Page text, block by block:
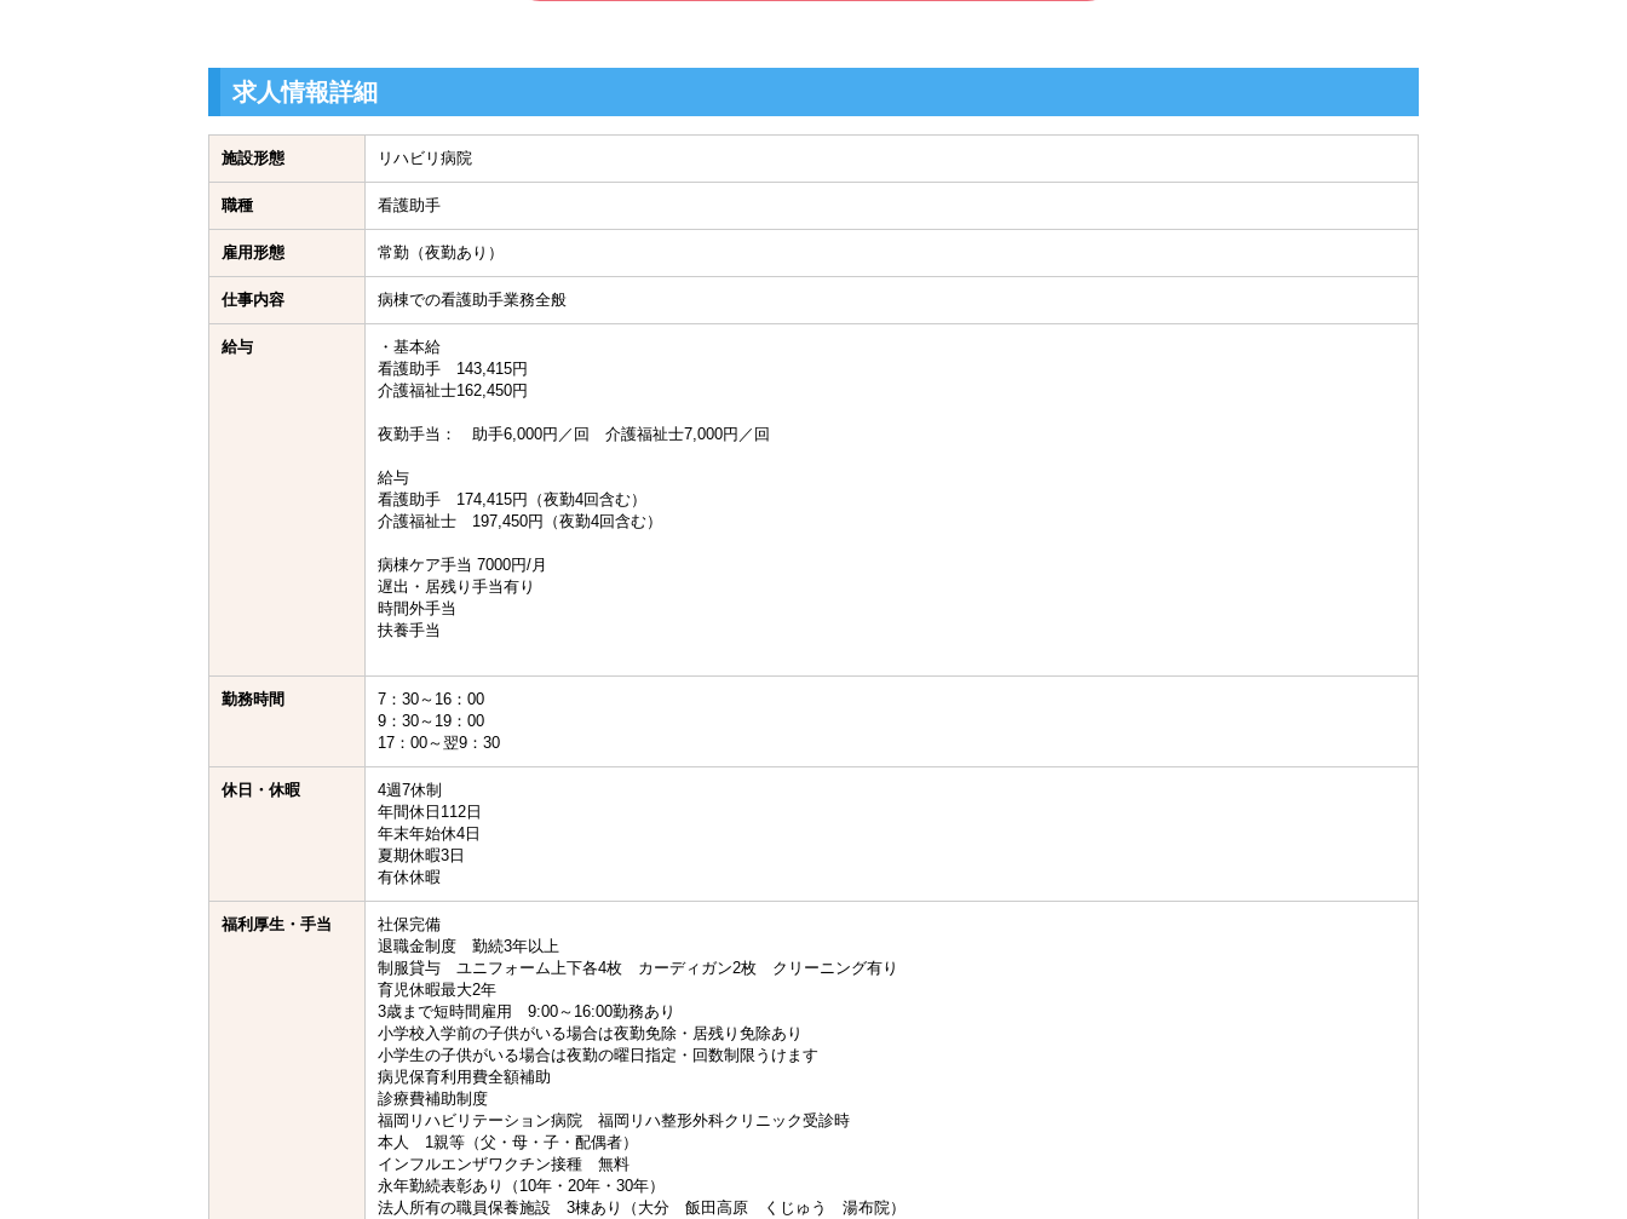
求人情報詳細
施設形態 リハビリ病院
職種 看護助手
雇用形態 常勤（夜勤あり）
仕事内容 病棟での看護助手業務全般
給与
・基本給
看護助手 143,415円
介護福祉士162,450円
夜勤手当： 助手6,000円／回 介護福祉士7,000円／回
給与
看護助手 174,415円（夜勤4回含む）
介護福祉士 197,450円（夜勤4回含む）
病棟ケア手当 7000円/月
遅出・居残り手当有り
時間外手当
扶養手当
勤務時間
7：30～16：00
9：30～19：00
17：00～翌9：30
休日・休暇
4週7休制
年間休日112日
年末年始休4日
夏期休暇3日
有休休暇
福利厚生・手当
社保完備
退職金制度 勤続3年以上
制服貸与 ユニフォーム上下各4枚 カーディガン2枚 クリーニング有り
育児休暇最大2年
3歳まで短時間雇用 9:00～16:00勤務あり
小学校入学前の子供がいる場合は夜勤免除・居残り免除あり
小学生の子供がいる場合は夜勤の曜日指定・回数制限うけます
病児保育利用費全額補助
診療費補助制度
福岡リハビリテーション病院 福岡リハ整形外科クリニック受診時
本人 1親等（父・母・子・配偶者）
インフルエンザワクチン接種 無料
永年勤続表彰あり（10年・20年・30年）
法人所有の職員保養施設 3棟あり（大分 飯田高原 くじゅう 湯布院）